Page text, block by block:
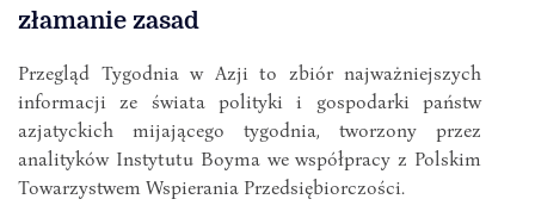
złamanie zasad
Przegląd Tygodnia w Azji to zbiór najważniejszych
informacji ze świata polityki i gospodarki państw
azjatyckich mijającego tygodnia, tworzony przez
analityków Instytutu Boyma we współpracy z Polskim
Towarzystwem Wspierania Przedsiębiorczości.